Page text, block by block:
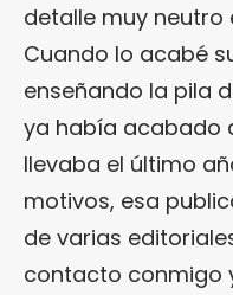
detalle muy neutro
Cuando lo acabé
enseñando la pila
ya había acabado
llevaba el último
motivos, esa
de varias
contacto conmigo